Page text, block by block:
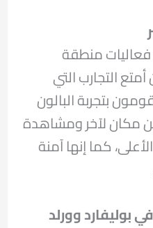
فعاليات منطقة
التجارب التي
بتجربة البالون
من مكان لآخر ومشاهدة
كما إنها آمنة
بوليفارد وورلد